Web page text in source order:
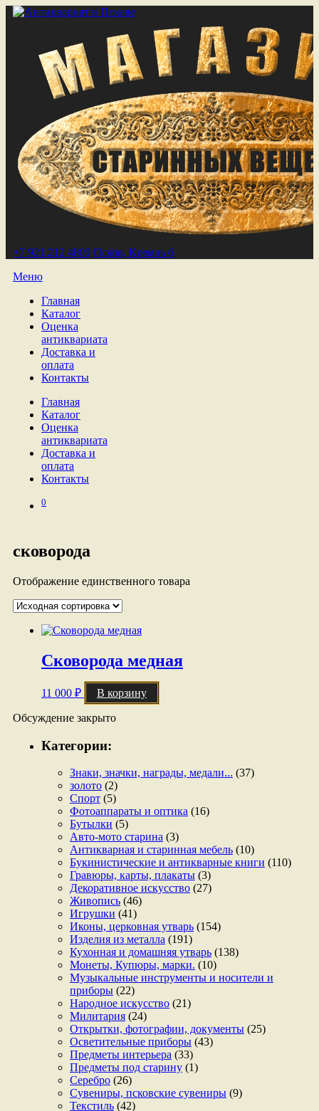
+7 921 212 4809 Псков, Кремль 6
Меню
Главная
Каталог
Оценка
антиквариата
Доставка и
оплата
Контакты
Главная
Каталог
Оценка
антиквариата
Доставка и
оплата
Контакты
0
сковорода
Отображение единственного товара
Сковорода медная
11 000 ₽ В корзину
Обсуждение закрыто
Категории:
Знаки, значки, награды, медали... (37)
золото (2)
Спорт (5)
Фотоаппараты и оптика (16)
Бутылки (5)
Авто-мото старина (3)
Антикварная и старинная мебель (10)
Букинистические и антикварные книги (110)
Гравюры, карты, плакаты (3)
Декоративное искусство (27)
Живопись (46)
Игрушки (41)
Иконы, церковная утварь (154)
Изделия из металла (191)
Кухонная и домашняя утварь (138)
Монеты, Купюры, марки. (10)
Музыкальные инструменты и носители и
приборы (22)
Народное искусство (21)
Милитария (24)
Открытки, фотографии, документы (25)
Осветительные приборы (43)
Предметы интерьера (33)
Предметы под старину (1)
Серебро (26)
Сувениры, псковские сувениры (9)
Текстиль (42)